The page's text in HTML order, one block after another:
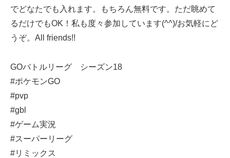
でどなたでも入れます。もちろん無料です。ただ眺めて
るだけでもOK！私も度々参加しています(^^)/お気軽にど
うぞ。All friends!!
GOバトルリーグ シーズン18
#ポケモンGO
#pvp
#gbl
#ゲーム実況
#スーパーリーグ
#リミックス